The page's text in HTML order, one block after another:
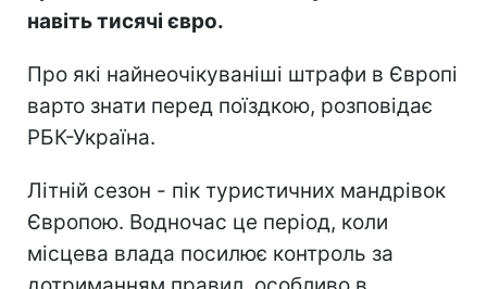
навіть тисячі євро.
Про які найнеочікуваніші штрафи в Європі
варто знати перед поїздкою, розповідає
РБК-Україна.
Літній сезон - пік туристичних мандрівок
Європою. Водночас це період, коли
місцева влада посилює контроль за